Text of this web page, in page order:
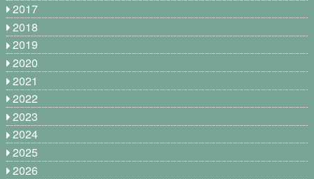
2017
2018
2019
2020
2021
2022
2023
2024
2025
2026